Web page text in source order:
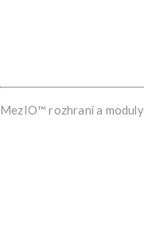
MezIO™ rozhraní a moduly